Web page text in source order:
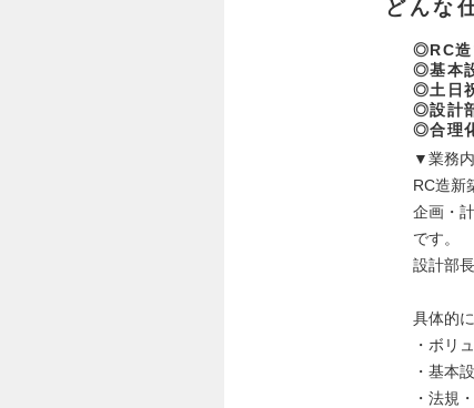
どんな
◎RC造
◎基本
◎土日
◎設計
◎合理
▼業務
RC造新
企画・
です。
設計部
具体的
・ボリ
・基本
・法規